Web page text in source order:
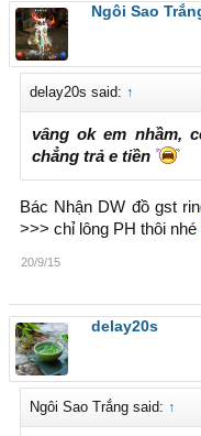
Ngôi Sao
delay20s said: ↑
vâng ok em nhầm,
chẳng trả e tiền
Bác Nhận DW đồ gst
>>> chỉ lông PH thôi nhé
20/9/15
delay20s
Ngôi Sao Trắng said: ↑